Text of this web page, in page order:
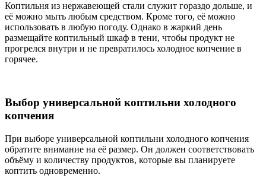
Коптильня из нержавеющей стали служит гораздо дольше, и
её можно мыть любым средством. Кроме того, её можно
использовать в любую погоду. Однако в жаркий день
размещайте коптильный шкаф в тени, чтобы продукт не
прогрелся внутри и не превратилось холодное копчение в
горячее.
Выбор универсальной коптильни холодного
копчения
При выборе универсальной коптильни холодного копчения
обратите внимание на её размер. Он должен соответствовать
объёму и количеству продуктов, которые вы планируете
коптить одновременно.